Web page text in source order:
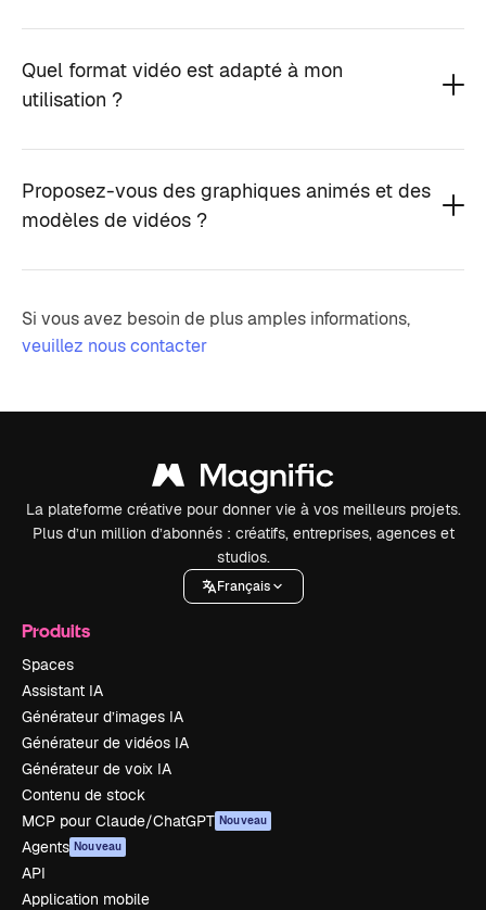
Quel format vidéo est adapté à mon
utilisation ?
Proposez-vous des graphiques animés et des
modèles de vidéos ?
Si vous avez besoin de plus amples informations,
veuillez nous contacter
La plateforme créative pour donner vie à vos meilleurs projets.
Plus d’un million d’abonnés : créatifs, entreprises, agences et
studios.
Français
Produits
Spaces
Assistant IA
Générateur d’images IA
Générateur de vidéos IA
Générateur de voix IA
Contenu de stock
MCP pour Claude/ChatGPT Nouveau
Agents Nouveau
API
Application mobile